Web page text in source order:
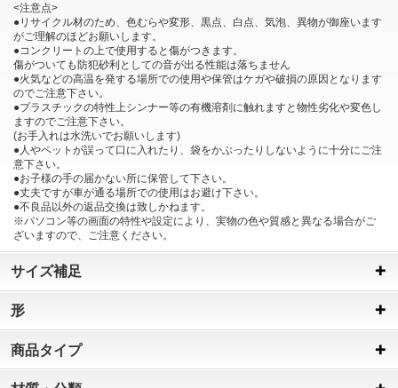
<注意点>
●リサイクル材のため、色むらや変形、黒点、白点、気泡、異物が御座います
がご理解のほどお願いします。
●コンクリートの上で使用すると傷がつきます。
傷がついても防犯砂利としての音が出る性能は落ちません
●火気などの高温を発する場所での使用や保管はケガや破損の原因となります
のでご注意下さい。
●プラスチックの特性上シンナー等の有機溶剤に触れますと物性劣化や変色し
ますのでご注意下さい。
(お手入れは水洗いでお願いします)
●人やペットが誤って口に入れたり、袋をかぶったりしないように十分にご注
意下さい。
●お子様の手の届かない所に保管して下さい。
●丈夫ですが車が通る場所での使用はお避け下さい。
●不良品以外の返品交換は致しかねます。
※パソコン等の画面の特性や設定により、実物の色や質感と異なる場合がご
ざいますので、ご注意ください。
サイズ補足
形
商品タイプ